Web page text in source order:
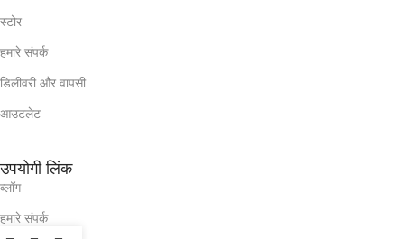
स्टोर
हमारे संपर्क
डिलीवरी और वापसी
आउटलेट
उपयोगी लिंक
ब्लॉग
हमारे संपर्क